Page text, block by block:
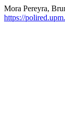
Mora Pereyra,
https://